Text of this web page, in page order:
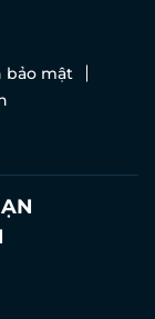
bảo mật